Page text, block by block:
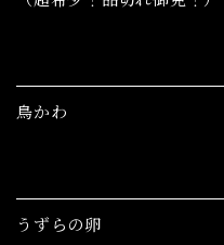
鳥かわ
うずらの卵